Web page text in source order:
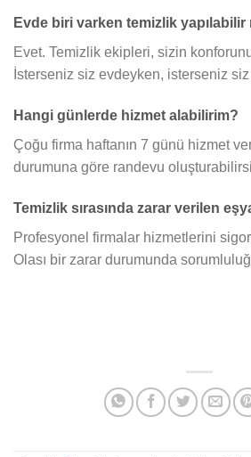
Evde biri varken temizlik yapılabilir
Evet. Temizlik ekipleri, sizin
İsterseniz siz evdeyken, isterseniz
Hangi günlerde hizmet alabilirim?
Çoğu firma haftanın 7 günü hizmet
durumuna göre randevu
Temizlik sırasında zarar verilen
Profesyonel firmalar hizmetlerini
Olası bir zarar durumunda